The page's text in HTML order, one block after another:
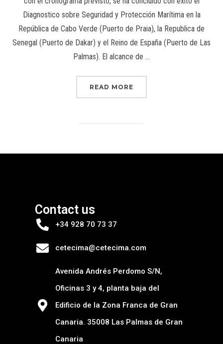
Diagnostico sobre Seguridad y Protección Marítima en la
República de Cabo Verde (Puerto de Praia), la Republica de
Senegal (Puerto de Dakar) y el Reino de España (Puerto de Las
Palmas). El alcance de …
READ MORE
Contact us
+34 928 70 73 37
cetecima@cetecima.com
Avenida Andrés Perdomo S/N,
Oficinas 3 y 4, planta baja del
Edificio de la Zona Franca de Gran
Canaria. 35008 Las Palmas de Gran
Canaria